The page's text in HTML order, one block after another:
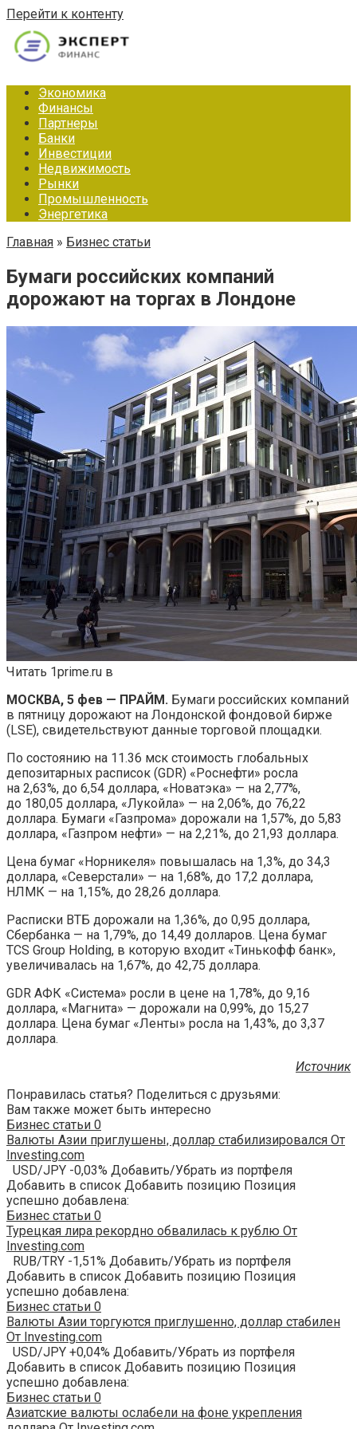
Перейти к контенту
Экономика
Финансы
Партнеры
Банки
Инвестиции
Недвижимость
Рынки
Промышленность
Энергетика
Главная » Бизнес статьи
Бумаги российских компаний
дорожают на торгах в Лондоне
Читать 1prime.ru в
МОСКВА, 5 фев — ПРАЙМ. Бумаги российских компаний
в пятницу дорожают на Лондонской фондовой бирже
(LSE), свидетельствуют данные торговой площадки.
По состоянию на 11.36 мск стоимость глобальных
депозитарных расписок (GDR) «Роснефти» росла
на 2,63%, до 6,54 доллара, «Новатэка» — на 2,77%,
до 180,05 доллара, «Лукойла» — на 2,06%, до 76,22
доллара. Бумаги «Газпрома» дорожали на 1,57%, до 5,83
доллара, «Газпром нефти» — на 2,21%, до 21,93 доллара.
Цена бумаг «Норникеля» повышалась на 1,3%, до 34,3
доллара, «Северстали» — на 1,68%, до 17,2 доллара,
НЛМК — на 1,15%, до 28,26 доллара.
Расписки ВТБ дорожали на 1,36%, до 0,95 доллара,
Сбербанка — на 1,79%, до 14,49 долларов. Цена бумаг
TCS Group Holding, в которую входит «Тинькофф банк»,
увеличивалась на 1,67%, до 42,75 доллара.
GDR АФК «Система» росли в цене на 1,78%, до 9,16
доллара, «Магнита» — дорожали на 0,99%, до 15,27
доллара. Цена бумаг «Ленты» росла на 1,43%, до 3,37
доллара.
Источник
Понравилась статья? Поделиться с друзьями:
Вам также может быть интересно
Бизнес статьи 0
Валюты Азии приглушены, доллар стабилизировался От
Investing.com
USD/JPY -0,03% Добавить/Убрать из портфеля
Добавить в список Добавить позицию Позиция
успешно добавлена:
Бизнес статьи 0
Турецкая лира рекордно обвалилась к рублю От
Investing.com
RUB/TRY -1,51% Добавить/Убрать из портфеля
Добавить в список Добавить позицию Позиция
успешно добавлена:
Бизнес статьи 0
Валюты Азии торгуются приглушенно, доллар стабилен
От Investing.com
USD/JPY +0,04% Добавить/Убрать из портфеля
Добавить в список Добавить позицию Позиция
успешно добавлена:
Бизнес статьи 0
Азиатские валюты ослабели на фоне укрепления